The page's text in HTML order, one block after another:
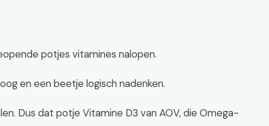
potjes vitamines nalopen.
en een beetje logisch nadenken.
Dus dat potje Vitamine D3 van AOV, die Omega-